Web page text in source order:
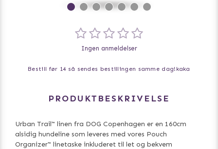
Ingen anmeldelser
Bestill før 14 så sendes bestillingen samme dag! kaka
PRODUKTBESKRIVELSE
Urban Trail™ linen fra DOG Copenhagen er en 160cm
alsidig hundeline som leveres med vores Pouch
Organizer™ linetaske inkluderet til let og bekvem